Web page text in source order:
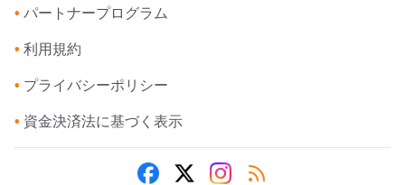
• パートナープログラム
• 利用規約
• プライバシーポリシー
• 資金決済法に基づく表示